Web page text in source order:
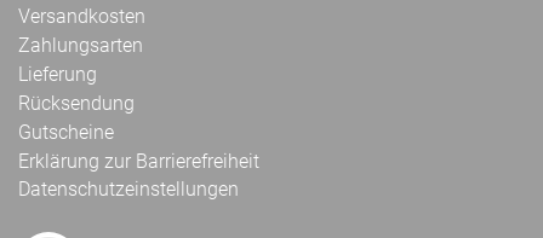
Versandkosten
Zahlungsarten
Lieferung
Rücksendung
Gutscheine
Erklärung zur Barrierefreiheit
Datenschutzeinstellungen